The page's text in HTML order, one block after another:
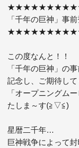
「千年の巨神」事
この度なんと！！
「千年の巨神」の
記念し、ご期待し
「オープニングム
たしま～す(≧▽≦)
星暦二千年…
巨神戦争によって